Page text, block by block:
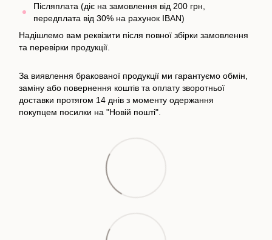
Післяплата (діє на замовлення від 200 грн,
передплата від 30% на рахунок IBAN)
Надішлемо вам реквізити після повної збірки замовлення
та перевірки продукції.
За виявлення бракованої продукції ми гарантуємо обмін,
заміну або повернення коштів та оплату зворотньої
доставки протягом 14 днів з моменту одержання
покупцем посилки на "Новій пошті".